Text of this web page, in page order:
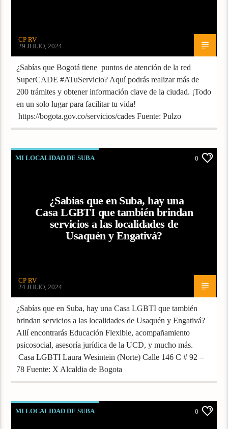
CP RV
29 JULIO, 2024
¿Sabías que Bogotá tiene puntos de atención de la red
SuperCADE #ATuServicio? Aquí podrás realizar más de
200 trámites y obtener información clave de la ciudad. ¡Todo
en un solo lugar para facilitar tu vida!
https://bogota.gov.co/servicios/cades Fuente: Pulzo
MI LOCALIDAD DE SUBA 0
¿Sabías que en Suba, hay una
Casa LGBTI que también brindan
servicios a las localidades de
Usaquén y Engativá?
CP RV
24 JULIO, 2024
¿Sabías que en Suba, hay una Casa LGBTI que también
brindan servicios a las localidades de Usaquén y Engativá?
Allí encontrarás Educación Flexible, acompañamiento
psicosocial, asesoría jurídica de la UCD, y mucho más.
Casa LGBTI Laura Wesintein (Norte) Calle 146 C # 92 –
78 Fuente: X Alcaldia de Bogota
MI LOCALIDAD DE SUBA 0